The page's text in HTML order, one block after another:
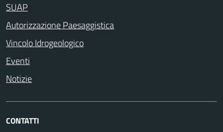
SUAP
Autorizzazione Paesaggistica
Vincolo Idrogeologico
Eventi
Notizie
CONTATTI